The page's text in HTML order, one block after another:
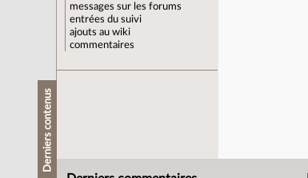
messages sur les forums
entrées du suivi
ajouts au wiki
commentaires
Derniers contenus